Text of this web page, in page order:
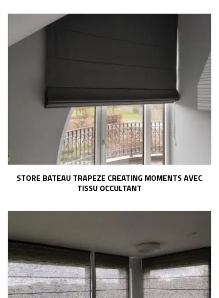
STORE BATEAU TRAPEZE CREATING MOMENTS AVEC
TISSU OCCULTANT